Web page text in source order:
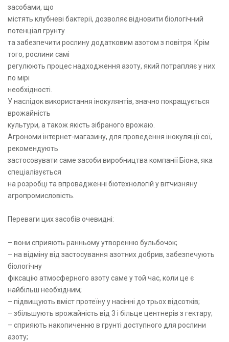
засобами, що
містять клубневі бактерії, дозволяє відновити біологічний
потенціал грунту
та забезпечити рослину додатковим азотом з повітря. Крім
того, рослини самі
регулюють процес надходження азоту, який потрапляє у них
по мірі
необхідності.
У наслідок використання інокулянтів, значно покращується
врожайність
культури, а також якість зібраного врожаю.
Агрономи інтернет-магазину, для проведення інокуляції сої,
рекомендують
застосовувати саме засоби виробництва компанії Біона, яка
спеціалізується
на розробці та впровадженні біотехнологій у вітчизняну
агропромисловість.
Переваги цих засобів очевидні:
– вони сприяють ранньому утворенню бульбочок;
– на відміну від застосування азотних добрив, забезпечують
біологічну
фіксацію атмосферного азоту саме у той час, коли це є
найбільш необхідним;
– підвищують вміст протеїну у насінні до трьох відсотків;
– збільшують врожайність від 3 і більце центнерів з гектару;
– сприяють накопиченню в грунті доступного для рослини
азоту;